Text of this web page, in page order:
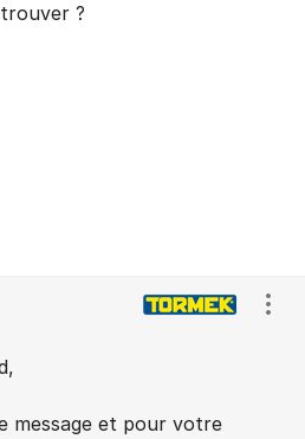
?
message et pour votre